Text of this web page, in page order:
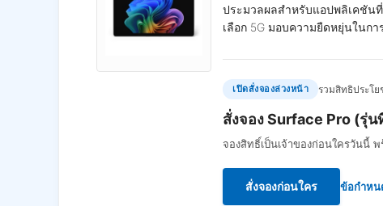
ประมวลผลสำหรับแอปพลิเคชัน
เลือก 5G มอบความยืดหยุ่นในก
เปิดสั่งจองล่วงหน้า รวมสิทธิประโ
สั่งจอง Surface Pro (รุ่น
จองสิทธิ์เป็นเจ้าของก่อนใครวันนี้
สั่งจองก่อนใคร ข้อกำหน